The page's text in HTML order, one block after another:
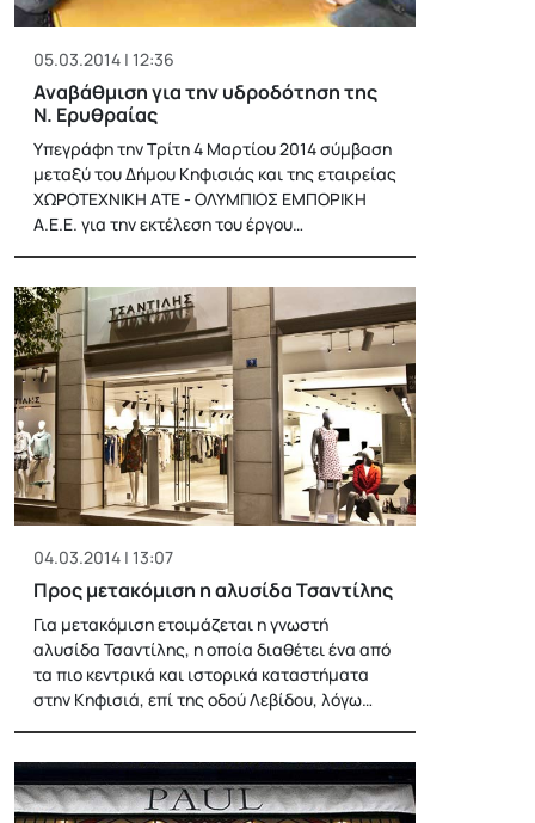
05.03.2014 | 12:36
Αναβάθμιση για την υδροδότηση της
Ν. Ερυθραίας
Υπεγράφη την Τρίτη 4 Μαρτίου 2014 σύμβαση
μεταξύ του Δήμου Κηφισιάς και της εταιρείας
ΧΩΡΟΤΕΧΝΙΚΗ ΑTΕ - ΟΛΥΜΠΙΟΣ ΕΜΠΟΡΙΚΗ
Α.Ε.Ε. για την εκτέλεση του έργου…
04.03.2014 | 13:07
Προς μετακόμιση η αλυσίδα Τσαντίλης
Για μετακόμιση ετοιμάζεται η γνωστή
αλυσίδα Τσαντίλης, η οποία διαθέτει ένα από
τα πιο κεντρικά και ιστορικά καταστήματα
στην Κηφισιά, επί της οδού Λεβίδου, λόγω…